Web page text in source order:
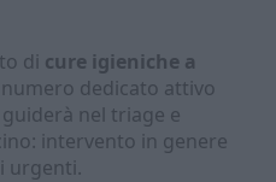
di cure igieniche a
dedicato attivo
nel triage e
intervento in genere
urgenti.